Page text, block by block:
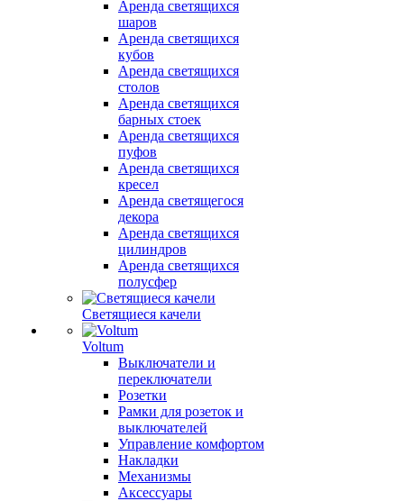
Аренда светящихся
шаров
Аренда светящихся
кубов
Аренда светящихся
столов
Аренда светящихся
барных стоек
Аренда светящихся
пуфов
Аренда светящихся
кресел
Аренда светящегося
декора
Аренда светящихся
цилиндров
Аренда светящихся
полусфер
Светящиеся качели
Voltum
Выключатели и
переключатели
Розетки
Рамки для розеток и
выключателей
Управление комфортом
Накладки
Механизмы
Аксессуары